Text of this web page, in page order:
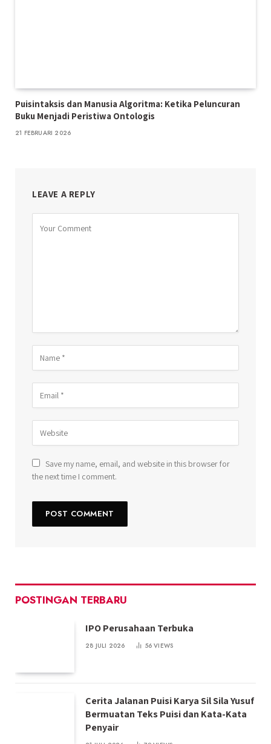
Puisintaksis dan Manusia Algoritma: Ketika Peluncuran
Buku Menjadi Peristiwa Ontologis
21 FEBRUARI 2026
LEAVE A REPLY
Save my name, email, and website in this browser for
the next time I comment.
POSTINGAN TERBARU
IPO Perusahaan Terbuka
28 JULI 2026 56VIEWS
Cerita Jalanan Puisi Karya Sil Sila Yusuf
Bermuatan Teks Puisi dan Kata-Kata
Penyair